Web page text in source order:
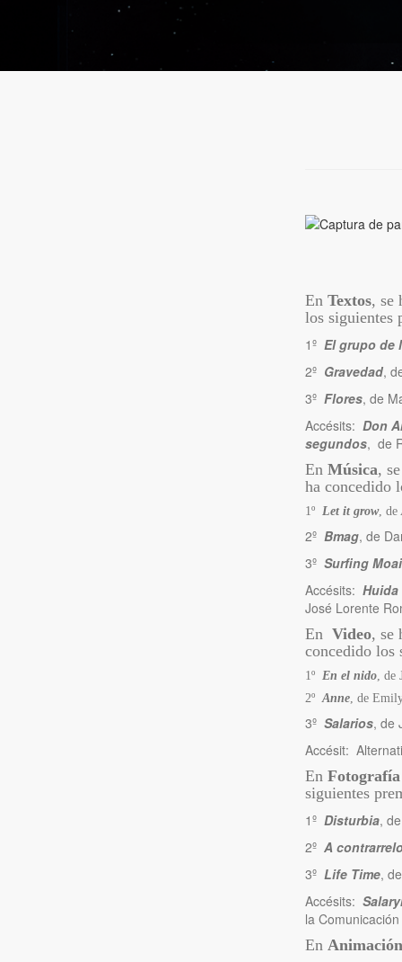
En Textos, se
los siguientes
1º El grupo de
2º Gravedad,
3º Flores, de
Accésits: Don
segundos, de
En Música,
ha concedido
1º Let it grow, de
2º Bmag, de
3º Surfing
Accésits:
José Lorente
En Video, se
concedido los
1º En el nido, de
2ºAnne, de
3º Salarios, de
Accésit:
En Fotografía
siguientes
1º Disturbia,
2º A
3º Life Time,
Accésits:
la
En Animación